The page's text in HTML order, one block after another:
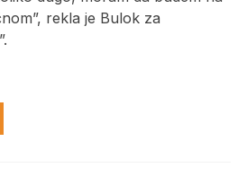
rekla je Bulok za